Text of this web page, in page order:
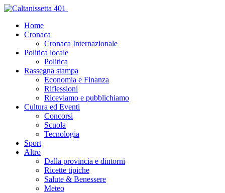
Home
Cronaca
Cronaca Internazionale
Politica locale
Politica
Rassegna stampa
Economia e Finanza
Riflessioni
Riceviamo e pubblichiamo
Cultura ed Eventi
Concorsi
Scuola
Tecnologia
Sport
Altro
Dalla provincia e dintorni
Ricette tipiche
Salute & Benessere
Meteo